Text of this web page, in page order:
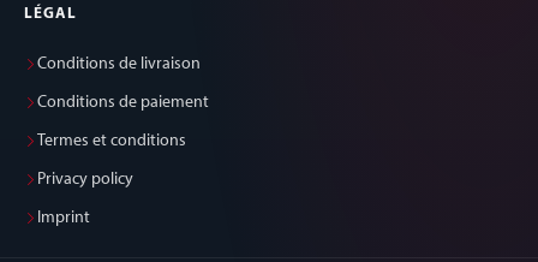
LÉGAL
Conditions de livraison
Conditions de paiement
Termes et conditions
Privacy policy
Imprint